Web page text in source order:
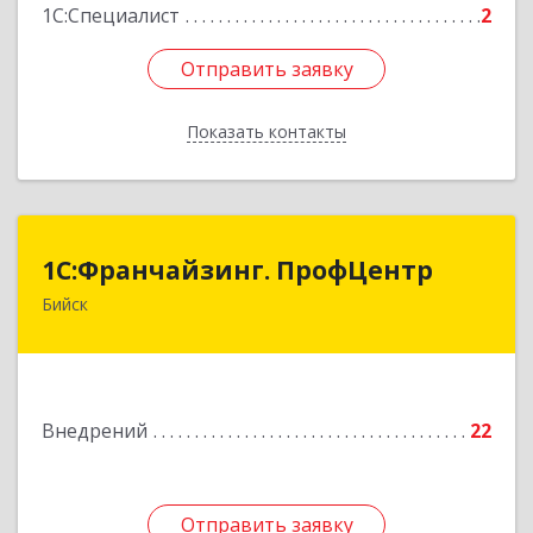
1С:Специалист
2
Отправить заявку
Показать контакты
Отправить заявку
Назад
1С:Франчайзинг. ПрофЦентр
Бийск
Внедрений 22
Отправить заявку
1С:Франчайзинг. ПрофЦентр
Отправить заявку